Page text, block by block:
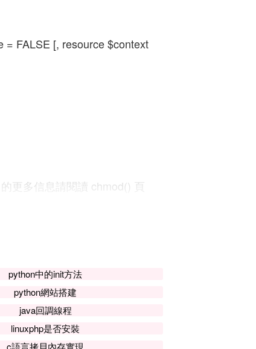
= FALSE [, resource $context
更多信息請閱讀 chmod() 頁
也會被當前的 umask 修改，
python中的init方法
python網站搭建
java回調線程
linuxphp是否安裝
c語言拷貝內存實現